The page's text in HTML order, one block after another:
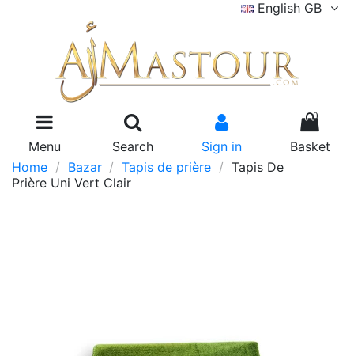
English GB
Menu Search Sign in
0
Basket
Home
Bazar Tapis de prière
Tapis De
Prière Uni Vert Clair